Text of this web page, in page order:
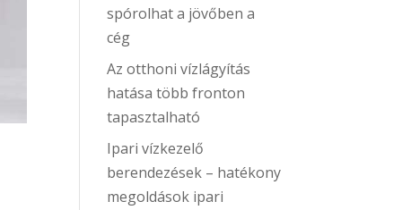
spórolhat a jövőben a
cég
Az otthoni vízlágyítás
hatása több fronton
tapasztalható
Ipari vízkezelő
berendezések – hatékony
megoldások ipari